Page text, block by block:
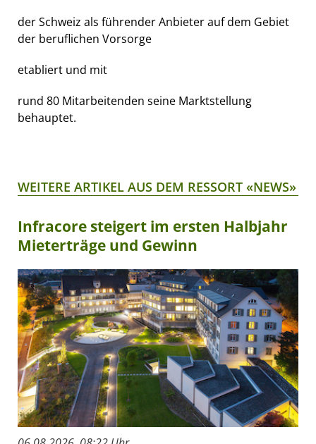
der Schweiz als führender Anbieter auf dem Gebiet
der beruflichen Vorsorge
etabliert und mit
rund 80 Mitarbeitenden seine Marktstellung
behauptet.
WEITERE ARTIKEL AUS DEM RESSORT «NEWS»
Infracore steigert im ersten Halbjahr
Mieterträge und Gewinn